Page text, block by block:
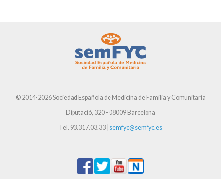
© 2014-2026 Sociedad Española de Medicina de Familia y Comunitaria
Diputació, 320 - 08009 Barcelona
Tel. 93.317.03.33 | semfyc@semfyc.es